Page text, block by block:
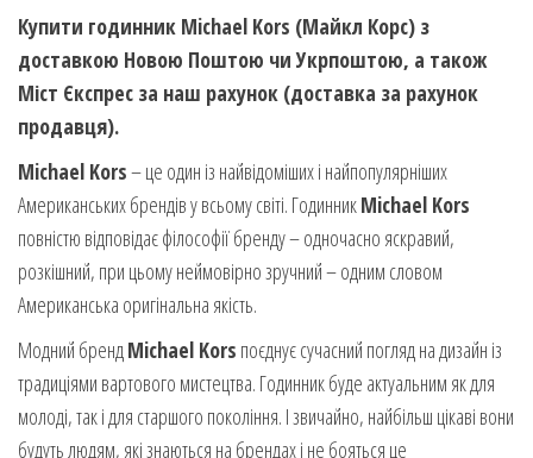
Купити годинник Michael Kors (Майкл Корс) з
доставкою Новою Поштою чи Укрпоштою, а також
Міст Єкспрес за наш рахунок (доставка за рахунок
продавця).
Michael Kors– це один із найвідоміших і найпопулярніших
Американських брендів у всьому світі. ГодинникMichael Kors
повністю відповідає філософії бренду – одночасно яскравий,
розкішний, при цьому неймовірно зручний – одним словом
Американська оригінальна якість.
Модний бренд Michael Kors поєднує сучасний погляд на дизайн із
традиціями вартового мистецтва. Годинник буде актуальним як для
молоді, так і для старшого покоління. І звичайно, найбільш цікаві вони
будуть людям, які знаються на брендах і не бояться це